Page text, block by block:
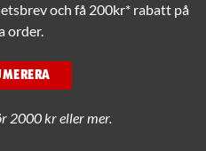
och få 200kr* rabatt på
order.
2000 kr eller mer.